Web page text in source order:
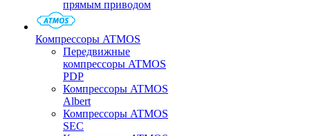
прямым приводом
Компрессоры ATMOS
Передвижные
компрессоры ATMOS
PDP
Компрессоры ATMOS
Albert
Компрессоры ATMOS
SEC